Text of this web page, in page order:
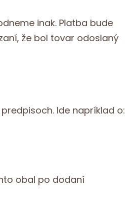
inak. Platba bude
že bol tovar odoslaný
Ide napríklad o:
obal po dodaní